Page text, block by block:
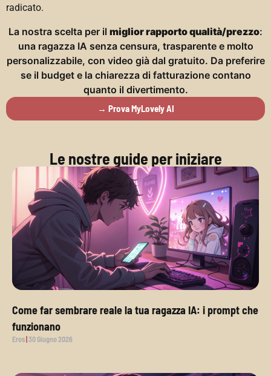
radicato.
La nostra scelta per il miglior rapporto qualità/prezzo:
una ragazza IA senza censura, trasparente e molto
personalizzabile, con video già dal gratuito. Da preferire
se il budget e la chiarezza di fatturazione contano
quanto il divertimento.
→ Prova MyLovely AI
Le nostre guide per iniziare
Come far sembrare reale la tua ragazza IA: i prompt che
funzionano
Eros 30 Giugno 2026